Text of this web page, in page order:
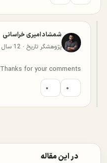
شمشاد امیری خراسانی
پژوهشگر تاریخ · 12 سال پیش
Thanks for your comments
۰ ۰
در این مقاله